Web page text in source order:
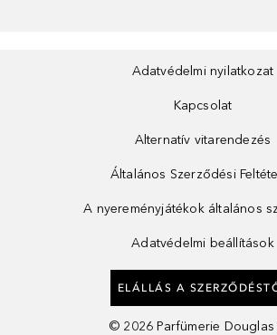
Adatvédelmi nyilatkozat
Kapcsolat
Alternatív vitarendezés
Általános Szerződési
A nyereményjátékok általános
Adatvédelmi beállítások
ELÁLLÁS A
© 2026 Parfümerie Douglas